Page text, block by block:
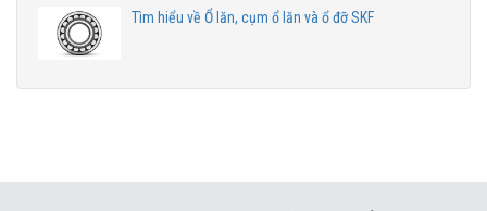
Tìm hiểu về Ổ lăn, cụm ổ lăn và ổ đỡ SKF